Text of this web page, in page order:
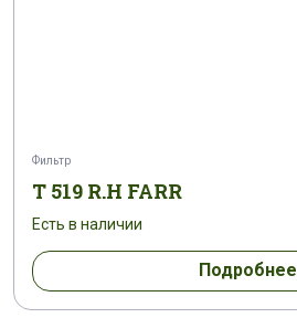
Фильтр
T 519 R.H FARR
Есть в наличии
Подробнее